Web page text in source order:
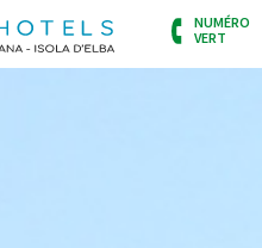
NUMÉRO
VERT